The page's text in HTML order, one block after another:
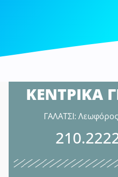
ΚΕΝΤΡΙΚΑ
ΓΑΛΑΤΣΙ: